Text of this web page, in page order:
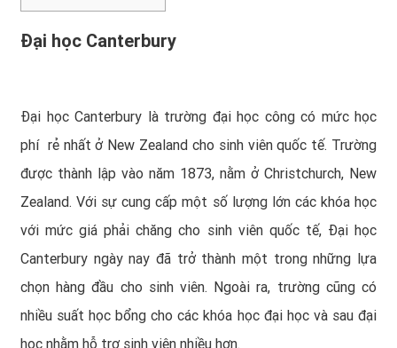
Đại học Canterbury
Đại học Canterbury là trường đại học công có mức học
phí rẻ nhất ở New Zealand cho sinh viên quốc tế. Trường
được thành lập vào năm 1873, nằm ở Christchurch, New
Zealand. Với sự cung cấp một số lượng lớn các khóa học
với mức giá phải chăng cho sinh viên quốc tế, Đại học
Canterbury ngày nay đã trở thành một trong những lựa
chọn hàng đầu cho sinh viên. Ngoài ra, trường cũng có
nhiều suất học bổng cho các khóa học đại học và sau đại
học nhằm hỗ trợ sinh viên nhiều hơn.